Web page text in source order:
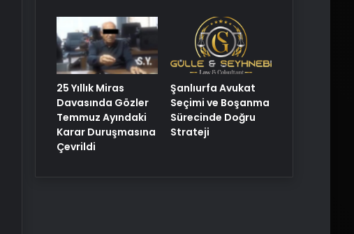
25 Yıllık Miras
Davasında Gözler
Temmuz Ayındaki
Karar Duruşmasına
Çevrildi
Şanlıurfa Avukat
Seçimi ve Boşanma
Sürecinde Doğru
Strateji